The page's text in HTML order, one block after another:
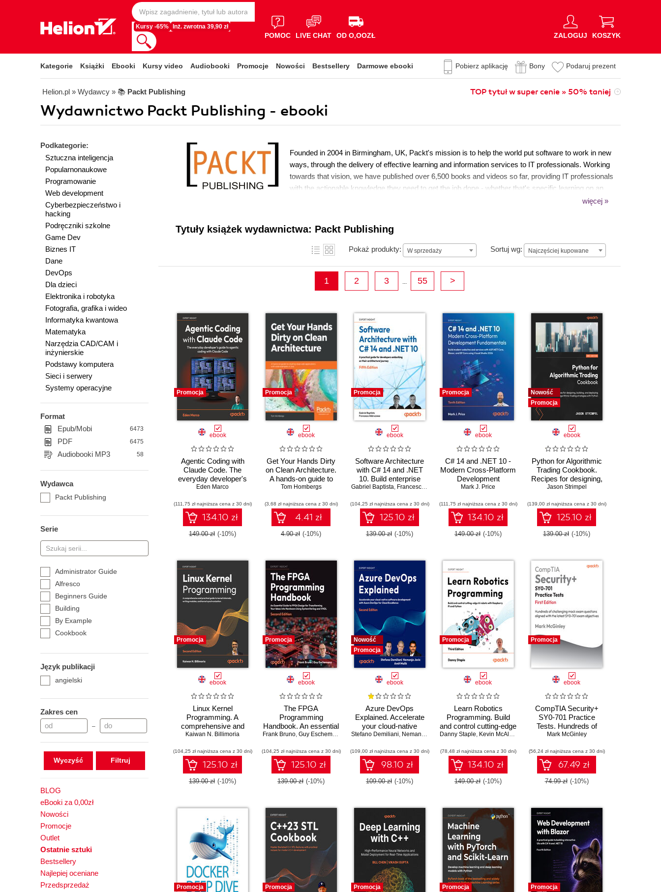
Kursy -65% Inż. zwrotna 39,90 zł
POMOC LIVE CHAT OD O,OOZŁ ZALOGUJ KOSZYK
Kategorie Książki Ebooki Kursy video Audiobooki Promocje Nowości Bestsellery Darmowe ebooki Pobierz aplikację Bony Podaruj prezent
Helion.pl » Wydawcy » 📚 Packt Publishing TOP tytuł w super cenie » 50% taniej
Wydawnictwo Packt Publishing - ebooki
Podkategorie:
Sztuczna inteligencja
Popularnonaukowe
Programowanie
Web development
Cyberbezpieczeństwo i
hacking
Podręczniki szkolne
Game Dev
Biznes IT
Dane
DevOps
Dla dzieci
Elektronika i robotyka
Fotografia, grafika i wideo
Informatyka kwantowa
Matematyka
Narzędzia CAD/CAM i
inżynierskie
Podstawy komputera
Sieci i serwery
Systemy operacyjne
Format
Epub/Mobi
6473
PDF 6475
Audiobooki MP3 58
Wydawca
Packt Publishing
Serie
Administrator Guide
Alfresco
Beginners Guide
Building
By Example
Cookbook
Hands-on
How-to
Mastering
Other Role Guide
Practical
Projects
Język publikacji
angielski
Zakres cen
–
Wyczyść
BLOG
eBooki za 0,00zł
Nowości
Promocje
Outlet
Ostatnie sztuki
Bestsellery
Najlepiej oceniane
Przedsprzedaż
Founded in 2004 in Birmingham, UK, Packt's mission is to help the world put software to work in new
ways, through the delivery of effective learning and information services to IT professionals. Working
towards that vision, we have published over 6,500 books and videos so far, providing IT professionals
with the actionable knowledge they need to get the job done - whether that's specific learning on an
emerging technology or optimizing key skills in more established tools. As part of our mission, we have
projects become household names along the way.
więcej »
Tytuły książek wydawnictwa: Packt Publishing
Pokaż produkty: W sprzedaży Sortuj wg: Najczęściej kupowane
Najczęściej kupowane
1 2 3 ... 55 >
Promocja
ebook
Agentic Coding with
Claude Code. The
everyday developer's
guide to agentic coding
Eden Marco
(111,75 zł najniższa cena z 30 dni)
134.10 zł
149.00 zł (-10%)
Promocja
ebook
Get Your Hands Dirty
on Clean Architecture.
A hands-on guide to
creating clean web
examples in Java
Tom Hombergs
(3,68 zł najniższa cena z 30 dni)
4.41 zł
4.90 zł (-10%)
Promocja
ebook
Software Architecture
with C# 14 and .NET
10. Build enterprise
applications using
DevSecOps, EF Core,
and design patterns for
Azure - Fifth Edition
Gabriel Baptista, Francesco Abbruzzese
(104,25 zł najniższa cena z 30 dni)
125.10 zł
139.00 zł (-10%)
Promocja
ebook
C# 14 and .NET 10 -
Modern Cross-Platform
Development
Fundamentals. Build
services with ASP.NET
Core, Blazor, and EF
Core using Visual
Studio 2026 - Tenth
Mark J. Price
(111,75 zł najniższa cena z 30 dni)
134.10 zł
149.00 zł (-10%)
Nowość
Promocja
ebook
Python for Algorithmic
Trading Cookbook.
Recipes for designing,
building, and deploying
strategies with Python -
Second Edition
Jason Strimpel
(139,00 zł najniższa cena z 30 dni)
125.10 zł
139.00 zł (-10%)
Promocja
ebook
Linux Kernel
Programming. A
comprehensive and
practical guide to kernel
modules, and kernel
synchronization -
Second Edition
Kaiwan N. Billimoria
(104,25 zł najniższa cena z 30 dni)
125.10 zł
139.00 zł (-10%)
Promocja
ebook
The FPGA
Programming
Handbook. An essential
guide to FPGA design
into hardware using
SystemVerilog and
VHDL - Second Edition
Frank Bruno, Guy Eschemann
(104,25 zł najniższa cena z 30 dni)
125.10 zł
139.00 zł (-10%)
Nowość
Promocja
ebook
Azure DevOps
Explained. Accelerate
your cloud-native
software development
Cloud Excellence -
Second Edition
Stefano Demiliani, Nemanja Jovic ,Amit Malik ,Prasad Gandham
(109,00 zł najniższa cena z 30 dni)
98.10 zł
109.00 zł (-10%)
Promocja
ebook
Learn Robotics
Programming. Build
and control cutting-edge
AI robots with
Python - Third Edition
Danny Staple, Kevin McAleer
(78,48 zł najniższa cena z 30 dni)
134.10 zł
149.00 zł (-10%)
Promocja
ebook
CompTIA Security+
SY0-701 Practice
Tests. Hundreds of
challenging mock exam
the latest SY0-701
exam objectives
Mark McGinley
(56,24 zł najniższa cena z 30 dni)
67.49 zł
74.99 zł (-10%)
Promocja Promocja Promocja Promocja Promocja